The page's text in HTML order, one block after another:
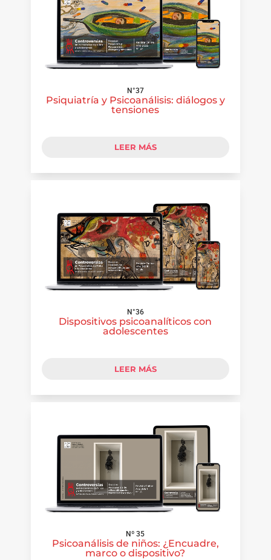
N°37
Psiquiatría y Psicoanálisis: diálogos y
tensiones
LEER MÁS
N°36
Dispositivos psicoanalíticos con
adolescentes
LEER MÁS
Nº 35
Psicoanálisis de niños: ¿Encuadre,
marco o dispositivo?